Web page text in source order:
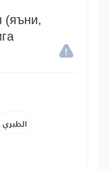
(яъни,
الطبري